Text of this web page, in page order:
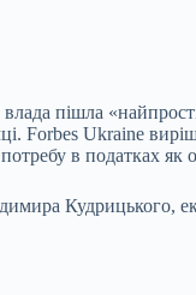
пішла
Forbes Ukraine
в податках
Кудрицького,